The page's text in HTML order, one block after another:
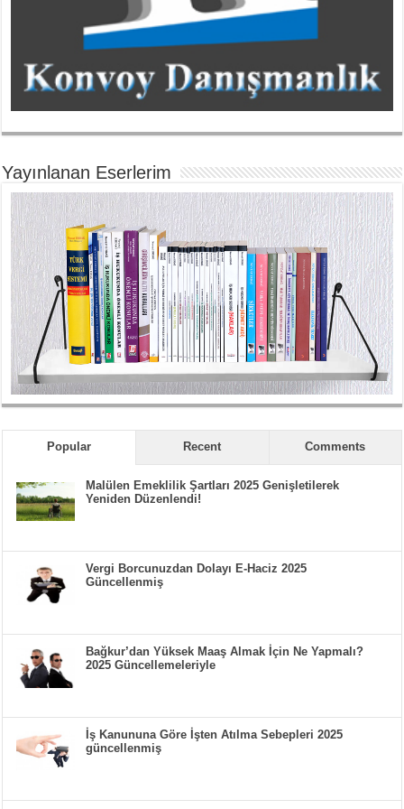
Yayınlanan Eserlerim
Popular Recent Comments
Malülen Emeklilik Şartları 2025 Genişletilerek
Yeniden Düzenlendi!
Vergi Borcunuzdan Dolayı E-Haciz 2025
Güncellenmiş
Bağkur’dan Yüksek Maaş Almak İçin Ne Yapmalı?
2025 Güncellemeleriyle
İş Kanununa Göre İşten Atılma Sebepleri 2025
güncellenmiş